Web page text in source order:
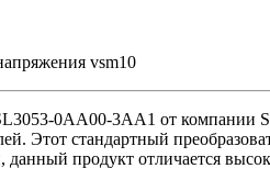
vsm10
0AA00-3AA1 от компании
Этот стандартный
данный продукт отличается